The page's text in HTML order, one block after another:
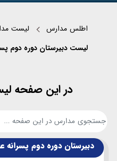
اطلس مدارس لیست
لیست دبیرستان دوره دوم
در این صفحه لیست دبیرستان
دبیرستان دوره دوم پسرانه